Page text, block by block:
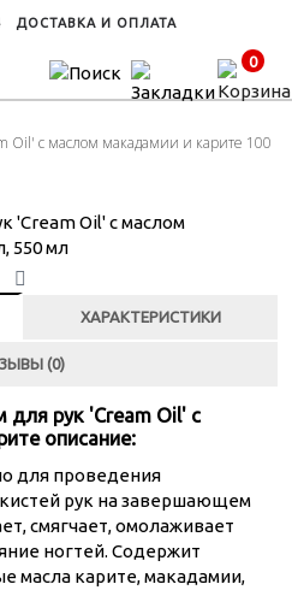
ДОСТАВКА И ОПЛАТА
0
Oil' с маслом макадамии и карите 100
ХАРАКТЕРИСТИКИ
(0)
для рук 'Cream Oil' с
описание:
для проведения
рук на завершающем
смягчает, омолаживает
ногтей. Содержит
масла карите, макадамии,